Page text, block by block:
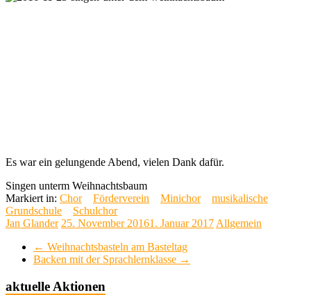
Es war ein gelungende Abend, vielen Dank dafür.
Singen unterm Weihnachtsbaum
Markiert in: Chor Förderverein Minichor
musikalische
Grundschule
Schulchor
Jan Glander 25. November 20161. Januar 2017 Allgemein
← Weihnachtsbasteln am Basteltag
Backen mit der Sprachlernklasse →
aktuelle Aktionen